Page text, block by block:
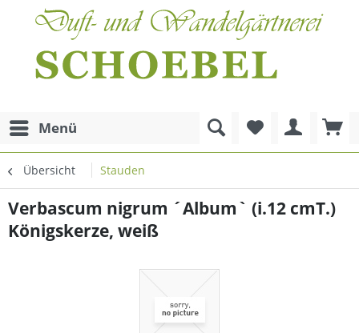
Menü
Übersicht Stauden
Verbascum nigrum ´Album` (i.12 cmT.)
Königskerze, weiß